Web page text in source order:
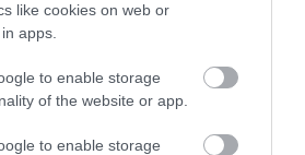
like cookies on web or
apps.
to enable storage
of the website or app.
to enable storage
elég csak a
térre gondolni. Ha
mutatunk néhány